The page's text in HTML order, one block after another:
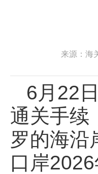
来源：海
6月22
通关手续
罗的海沿
口岸